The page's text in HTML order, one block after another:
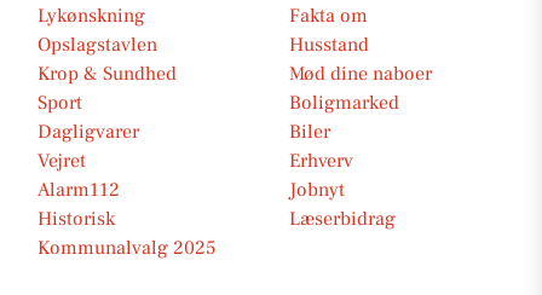
Lykønskning
Fakta om
Opslagstavlen
Husstand
Krop & Sundhed
Mød dine naboer
Sport
Boligmarked
Dagligvarer
Biler
Vejret
Erhverv
Alarm112
Jobnyt
Historisk
Læserbidrag
Kommunalvalg 2025